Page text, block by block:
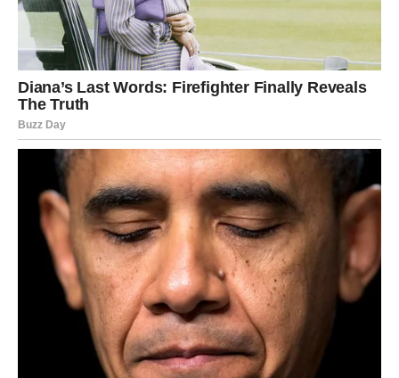
svega što si prošao/la, počinješ se mijenjati. Postaješ
jači/a, mirniji/a i svjesniji/a svoje vrijednosti. Ljudi oko
tebe će primijetiti tu promjenu.
Na polju novca i posla dolazi poboljšanje, ali tek onda
kada prestaneš trošiti energiju na ljude koji ti crpe mir.
Očekuje te jedna prilika koja može promijeniti mnogo
toga u tvojoj svakodnevnici.
Sudbina ti sada poručuje jednu veoma važnu stvar — ne
boj se odlazaka. Nekada upravo oni naprave prostor za
nešto mnogo bolje.